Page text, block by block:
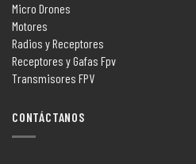
Micro Drones
Motores
Radios y Receptores
Receptores y Gafas Fpv
Transmisores FPV
CONTÁCTANOS